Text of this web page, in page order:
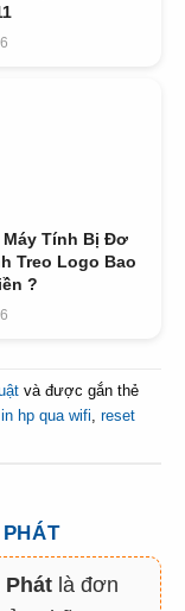
Máy Tính Bị Đơ
Treo Logo Bao
?
và được gắn thẻ
hp qua wifi reset
Phátlà đơn